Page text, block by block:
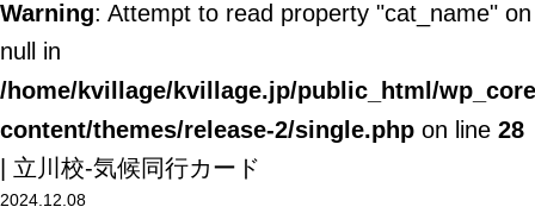
K Village韓国留学
韓国語お役立ちコラム
Warning: Attempt to read property "cat_name" on
null in
/home/kvillage/kvillage.jp/public_html/
content/themes/release-2/single.php on line 28
| 立川校-気候同行カード
2024.12.08